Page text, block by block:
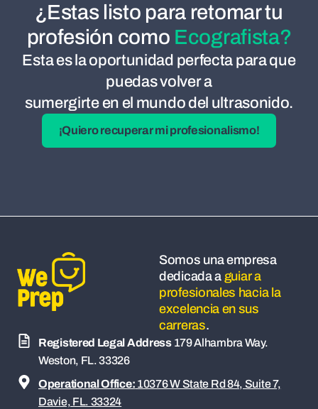
¿Estas listo para retomar tu
profesión como Ecografista?
Esta es la oportunidad perfecta para que
puedas volver a
sumergirte en el mundo del ultrasonido.
¡Quiero recuperar mi profesionalismo!
Somos una empresa
dedicada a guiar a
profesionales hacia la
excelencia en sus
carreras.
Registered Legal Address179 Alhambra Way.
Weston, FL. 33326
Operational Office: 10376 W State Rd 84, Suite 7,
Davie, FL. 33324